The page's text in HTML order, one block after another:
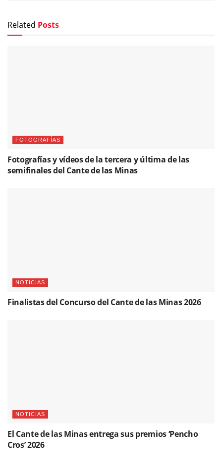
Related Posts
FOTOGRAFÍAS
Fotografías y vídeos de la tercera y última de las
semifinales del Cante de las Minas
NOTICIAS
Finalistas del Concurso del Cante de las Minas 2026
NOTICIAS
El Cante de las Minas entrega sus premios ‘Pencho
Cros’ 2026